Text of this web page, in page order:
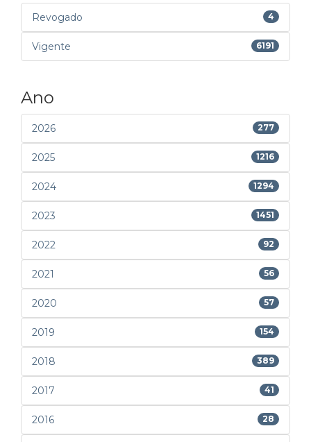
Revogado 4
Vigente 6191
Ano
2026 277
2025 1216
2024 1294
2023 1451
2022 92
2021 56
2020 57
2019 154
2018 389
2017 41
2016 28